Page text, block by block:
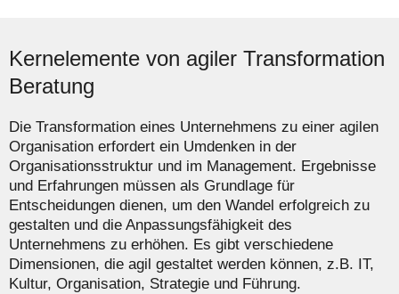
Kernelemente von agiler Transformation
Beratung
Die Transformation eines Unternehmens zu einer agilen
Organisation erfordert ein Umdenken in der
Organisationsstruktur und im Management. Ergebnisse
und Erfahrungen müssen als Grundlage für
Entscheidungen dienen, um den Wandel erfolgreich zu
gestalten und die Anpassungsfähigkeit des
Unternehmens zu erhöhen. Es gibt verschiedene
Dimensionen, die agil gestaltet werden können, z.B. IT,
Kultur, Organisation, Strategie und Führung.